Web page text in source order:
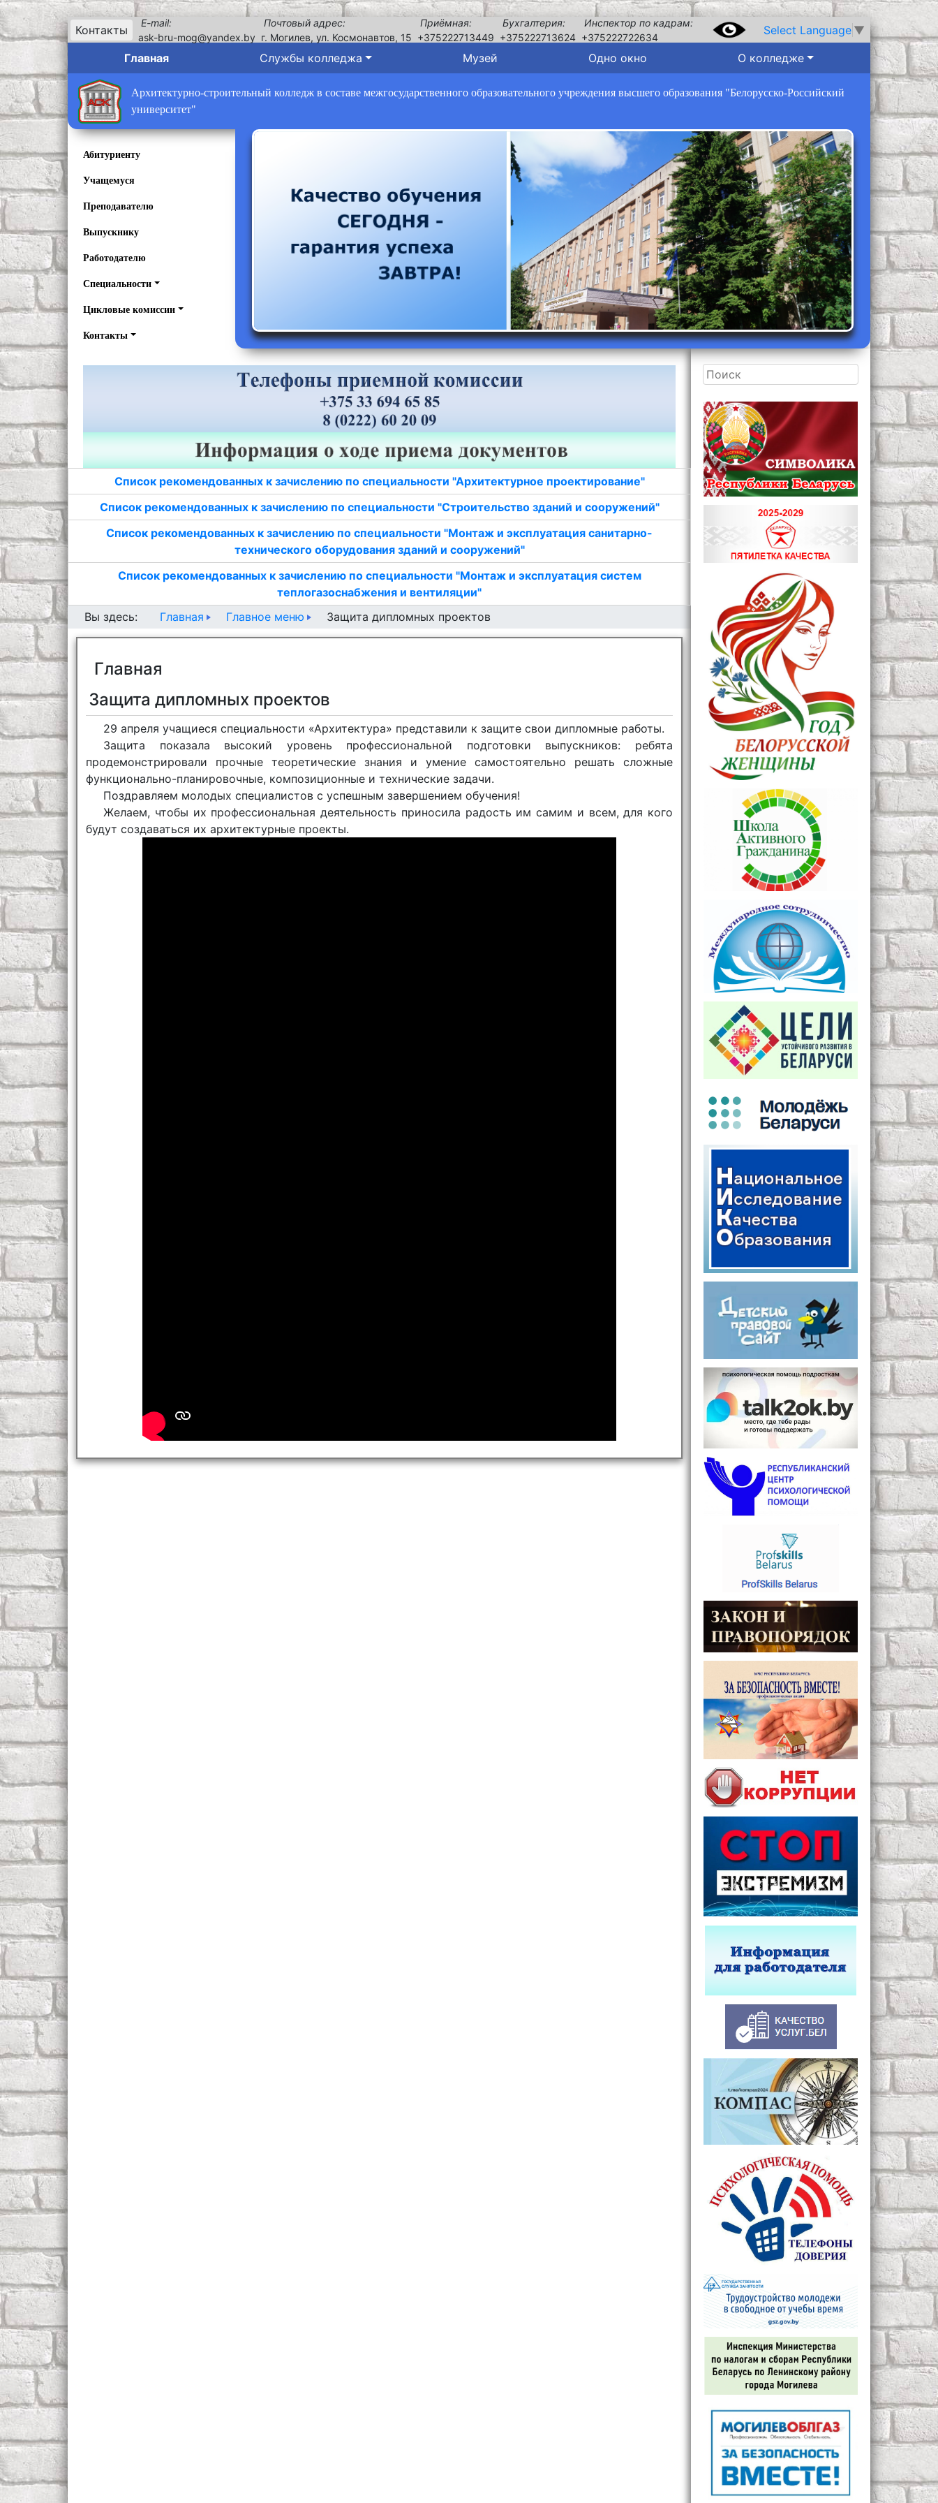
Контакты
E-mail:
ask-bru-mog@yandex.by
Почтовый адрес:
г. Могилев, ул. Космонавтов, 15
Приёмная:
+375222713449
Бухгалтерия:
+375222713624
Инспектор по кадрам:
+375222722634
Select Language ▼
Главная Службы колледжа Музей Одно окно О колледже
Архитектурно-строительный колледж в составе межгосударственного образовательного учреждения высшего образования "Белорусско-Российский
университет"
Абитуриенту
Учащемуся
Преподавателю
Выпускнику
Работодателю
Специальности
Цикловые комиссии
Контакты
Список рекомендованных к зачислению по специальности "Архитектурное проектирование"
Список рекомендованных к зачислению по специальности "Строительство зданий и сооружений"
Список рекомендованных к зачислению по специальности "Монтаж и эксплуатация санитарно-
технического оборудования зданий и сооружений"
Список рекомендованных к зачислению по специальности "Монтаж и эксплуатация систем
теплогазоснабжения и вентиляции"
Вы здесь:
Главная Главное меню Защита дипломных проектов
Главная
Защита дипломных проектов
29 апреля учащиеся специальности «Архитектура» представили к защите свои дипломные работы.
Защита показала высокий уровень профессиональной подготовки выпускников: ребята
продемонстрировали прочные теоретические знания и умение самостоятельно решать сложные
функционально-планировочные, композиционные и технические задачи.
Поздравляем молодых специалистов с успешным завершением обучения!
Желаем, чтобы их профессиональная деятельность приносила радость им самим и всем, для кого
будут создаваться их архитектурные проекты.